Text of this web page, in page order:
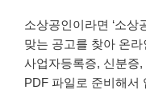
소상공인이라면 ‘소상
맞는 공고를 찾아 온
사업자등록증, 신분증
PDF 파일로 준비해서